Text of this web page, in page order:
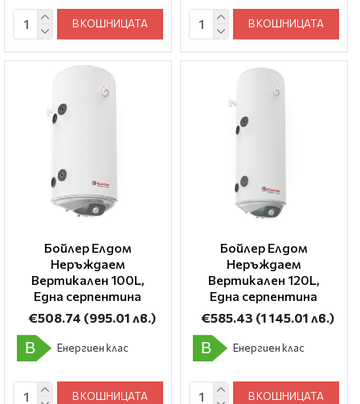
В КОШНИЦАТА В КОШНИЦАТА
Бойлер Елдом
Неръждаем
Вертикален 100L,
Една серпентина
€508.74 (995.01 лв.)
B Енергиен клас
В КОШНИЦАТА
Бойлер Елдом
Неръждаем
Вертикален 120L,
Една серпентина
€585.43 (1 145.01 лв.)
B Енергиен клас
В КОШНИЦАТА